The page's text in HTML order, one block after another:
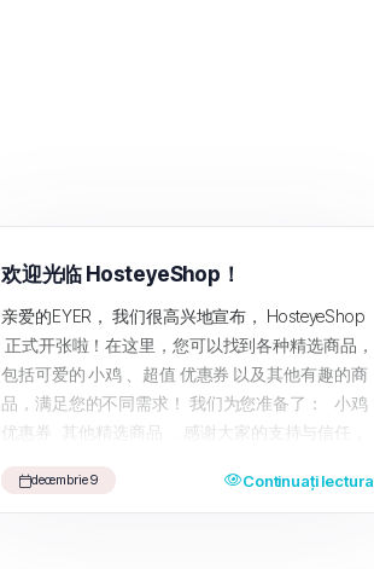
欢迎光临 HosteyeShop！
亲爱的EYER， 我们很高兴地宣布， HosteyeShop
正式开张啦！在这里，您可以找到各种精选商品，
包括可爱的 小鸡 、超值 优惠券 以及其他有趣的商
品，满足您的不同需求！ 我们为您准备了： 小鸡
优惠券 其他精选商品 ... 感谢大家的支持与信任，
的购物体验。 快来访问我们的 HosteyeShop ，享
decembrie 9 Continuați lectura